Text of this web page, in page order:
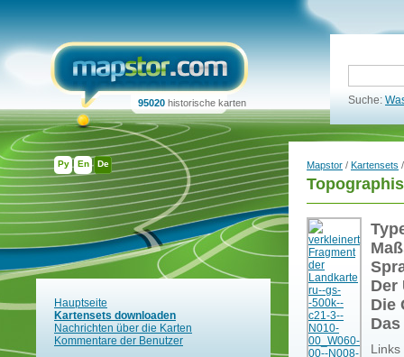
Ру En De
95020 historische karten Suche:
Hauptseite
Kartensets downloaden
Nachrichten über die Karten
Kommentare der Benutzer
Mapstor / Kartensets
Der
Die